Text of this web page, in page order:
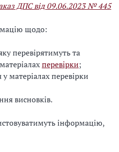
ДПС від 09.06.2023 № 445
щодо:
перевірятимуть та
перевірки;
матеріалах перевірки
висновків.
інформацію,